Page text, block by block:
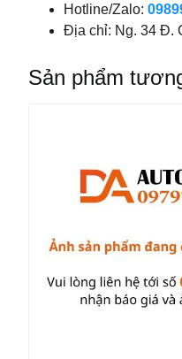
Hotline/Zalo:
Địa chỉ: Ng. 34 Đ.
Sản phẩm